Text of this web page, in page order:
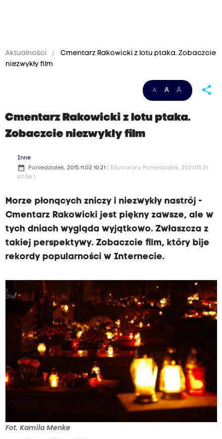
Aktualności
Cmentarz Rakowicki z lotu ptaka. Zobaczcie
niezwykły film
A A A share
Cmentarz Rakowicki z lotu ptaka.
Zobaczcie niezwykły film
Inne
date_range Poniedziałek, 2015.11.02 10:21 ( Edytowany Poniedziałek, 2021.05.31
07:58 )
Morze płonących zniczy i niezwykły nastrój -
Cmentarz Rakowicki jest piękny zawsze, ale w
tych dniach wygląda wyjątkowo. Zwłaszcza z
takiej perspektywy. Zobaczcie film, który bije
rekordy popularności w Internecie.
Fot. Kamila Menke